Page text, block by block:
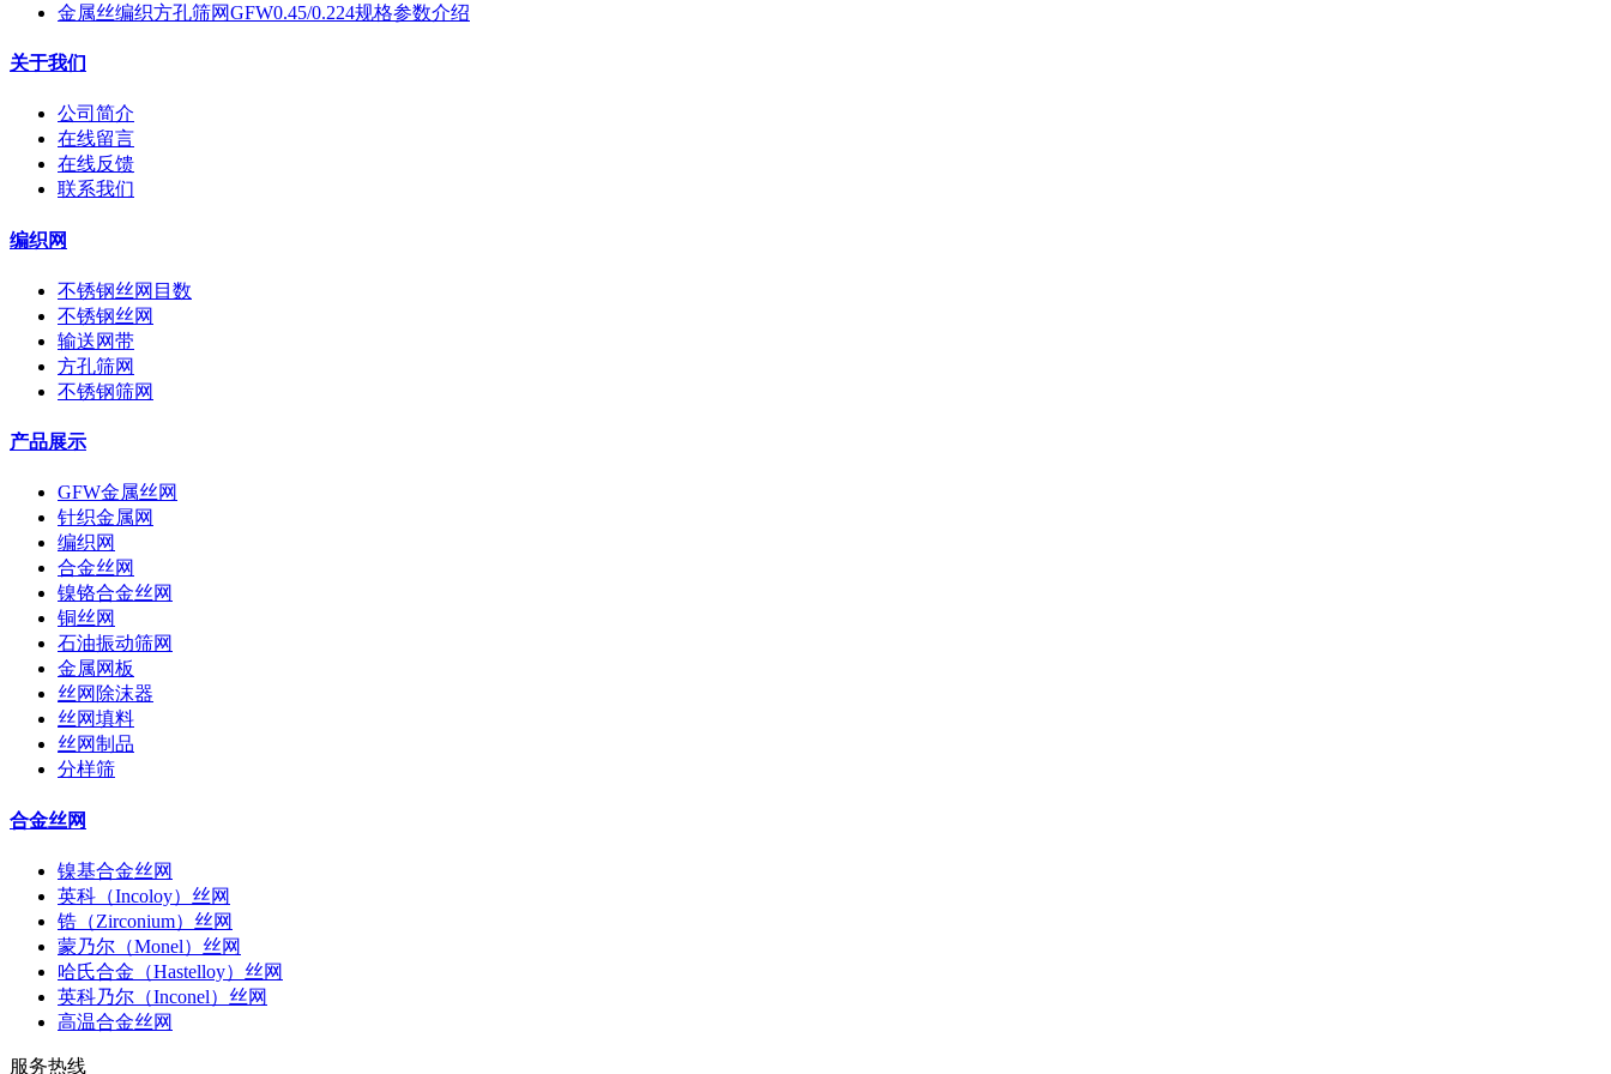
金属丝编织方孔筛网GFW0.45/0.224规格参数介绍
关于我们
公司简介
在线留言
在线反馈
联系我们
编织网
不锈钢丝网目数
不锈钢丝网
输送网带
方孔筛网
不锈钢筛网
产品展示
GFW金属丝网
针织金属网
编织网
合金丝网
镍铬合金丝网
铜丝网
石油振动筛网
金属网板
丝网除沫器
丝网填料
丝网制品
分样筛
合金丝网
镍基合金丝网
英科（Incoloy）丝网
锆（Zirconium）丝网
蒙乃尔（Monel）丝网
哈氏合金（Hastelloy）丝网
英科乃尔（Inconel）丝网
高温合金丝网
服务热线